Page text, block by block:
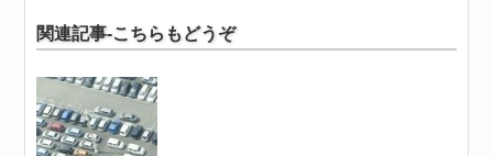
関連記事-こちらもどうぞ